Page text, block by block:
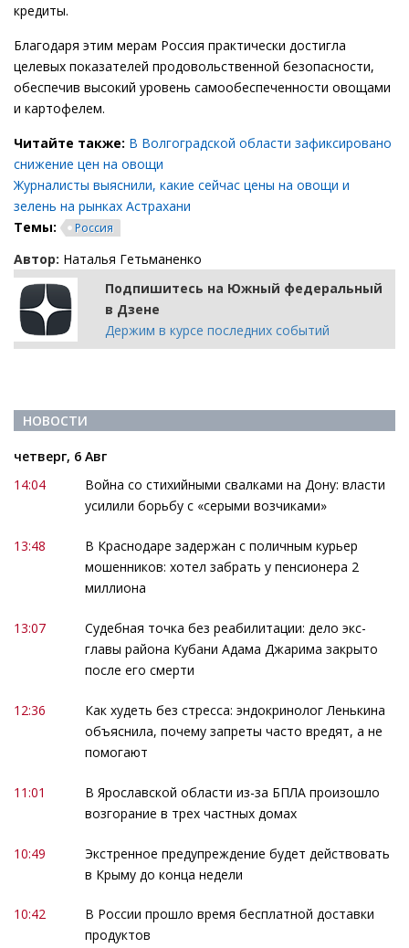
кредиты.
Благодаря этим мерам Россия практически достигла
целевых показателей продовольственной безопасности,
обеспечив высокий уровень самообеспеченности овощами
и картофелем.
Читайте также: В Волгоградской области зафиксировано
снижение цен на овощи
Журналисты выяснили, какие сейчас цены на овощи и
зелень на рынках Астрахани
Темы:
Россия
Автор: Наталья Гетьманенко
Подпишитесь на Южный федеральный
в Дзене
Держим в курсе последних событий
НОВОСТИ
четверг, 6 Авг
14:04
Война со стихийными свалками на Дону: власти
усилили борьбу с «серыми возчиками»
13:48
В Краснодаре задержан с поличным курьер
мошенников: хотел забрать у пенсионера 2
миллиона
13:07
Судебная точка без реабилитации: дело экс-
главы района Кубани Адама Джарима закрыто
после его смерти
12:36
Как худеть без стресса: эндокринолог Ленькина
объяснила, почему запреты часто вредят, а не
помогают
11:01
В Ярославской области из-за БПЛА произошло
возгорание в трех частных домах
10:49
Экстренное предупреждение будет действовать
в Крыму до конца недели
10:42
В России прошло время бесплатной доставки
продуктов